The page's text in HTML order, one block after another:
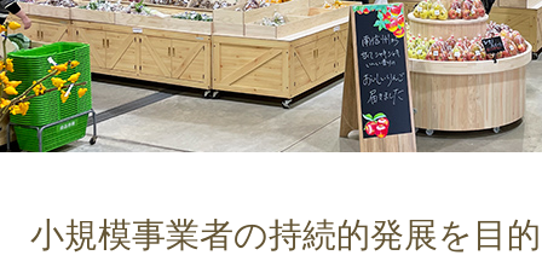
小規模事業者の持続的発展を目